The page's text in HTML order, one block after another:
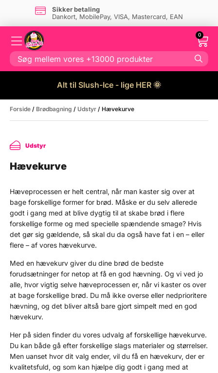
Dansk firma
- og eget lager i Danmark
0
Alt til Slush-Ice - lige HER 🌞
Forside / Brødbagning / Udstyr / Hævekurve
Udstyr
Hævekurve
Hæveprocessen er helt central, når man kaster sig over at
bage forskellige former for brød. Måske er du selv allerede
godt i gang med at blive dygtig til at skabe brød i flere
forskellige forme og med specielle spændende smage? Hvis
det gør sig gældende, så skal du da også have fat i en – eller
flere – af vores hævekurve.
Med en hævekurv giver du dine brød de bedste
forudsætninger for netop at få en god hævning. Og vi ved jo
alle, hvor vigtig selve hæveprocessen er, når vi kaster os over
at bage forskellige brød. Du må ikke overse eller nedprioritere
hævning, og det bliver altså bare gjort simpelt med en god
hævekurv.
Her på siden finder du vores udvalg af forskellige hævekurve.
Du kan både gå efter forskellige slags materialer og størrelser.
Men uanset hvor dit valg ender, vil du få en hævekurv, der er
kvalitetsfuld, og som kan hjælpe dig godt i gang med at